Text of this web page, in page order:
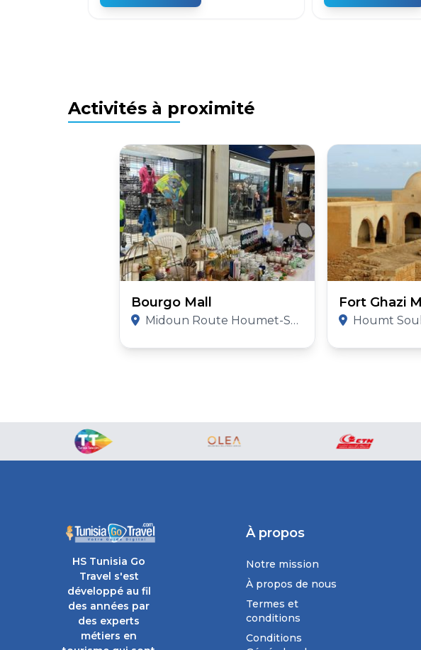
Activités à proximité
Bourgo Mall
Midoun Route Houmet-Souk Km2 Djerba, Tunisia Djerba, 4162, Tunisia
Fort Ghazi
Houmt Souk, Djerba
HS Tunisia Go
Travel s'est
développé au fil
des années par
des experts
métiers en
À propos
Notre mission
À propos de nous
Termes et
conditions
Conditions